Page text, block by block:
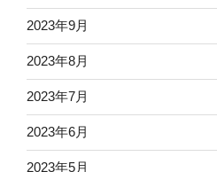
2023年9月
2023年8月
2023年7月
2023年6月
2023年5月